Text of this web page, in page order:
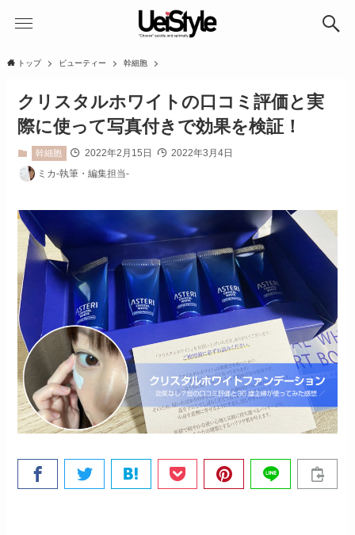
トップ ビューティー 幹細胞
クリスタルホワイトの口コミ評価と実
際に使って写真付きで効果を検証！
幹細胞 2022年2月15日
2022年3月4日
ミカ-執筆・編集担当-